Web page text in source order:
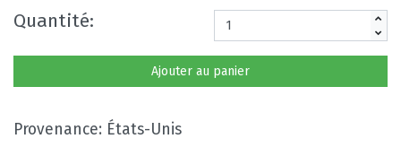
Quantité:
Ajouter au panier
Provenance: États-Unis